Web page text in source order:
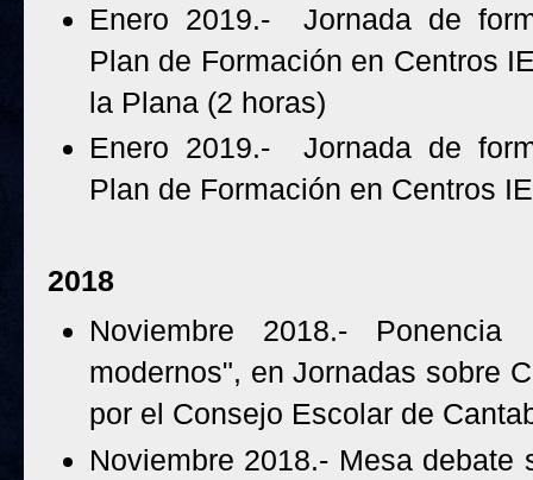
Enero 2019.- Jornada de
Plan de Formación en Centros
la Plana (2 horas)
Enero 2019.- Jornada de
Plan de Formación en Centros
2018
Noviembre 2018.-
modernos", en Jornadas sobre
por el Consejo Escolar de
Noviembre 2018.- Mesa